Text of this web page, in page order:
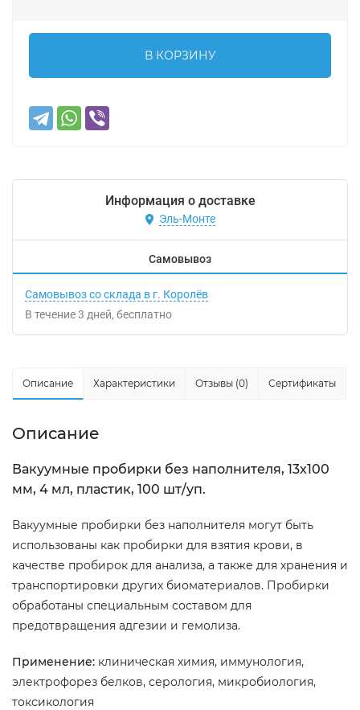
В КОРЗИНУ
Информация о доставке
Эль-Монте
Самовывоз
Самовывоз со склада в г. Королёв
В течение3 дней Бесплатно
Описание Характеристики Отзывы (0) Сертификаты
Описание
Вакуумные пробирки без наполнителя, 13х100
мм, 4 мл, пластик, 100 шт/уп.
Вакуумные пробирки без наполнителя могут быть
использованы как пробирки для взятия крови, в
качестве пробирок для анализа, а также для хранения и
транспортировки других биоматериалов. Пробирки
обработаны специальным составом для
предотвращения адгезии и гемолиза.
Применение: клиническая химия, иммунология,
электрофорез белков, серология, микробиология,
токсикология